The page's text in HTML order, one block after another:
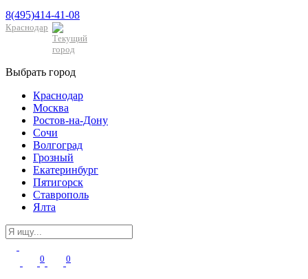
8(495)414-41-08
Краснодар
Выбрать город
Краснодар
Москва
Ростов-на-Дону
Сочи
Волгоград
Грозный
Екатеринбург
Пятигорск
Ставрополь
Ялта
0 0